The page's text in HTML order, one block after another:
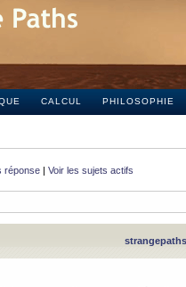
CALCUL PHILOSOPHIE
réponse | Voir les sujets actifs